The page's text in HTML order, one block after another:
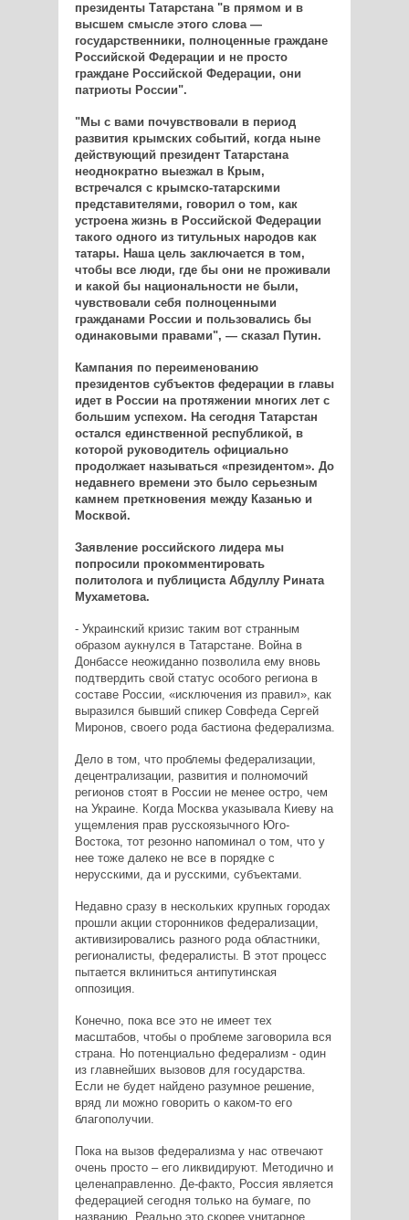
президенты Татарстана "в прямом и в
высшем смысле этого слова —
государственники, полноценные граждане
Российской Федерации и не просто
граждане Российской Федерации, они
патриоты России".
"Мы с вами почувствовали в период
развития крымских событий, когда ныне
действующий президент Татарстана
неоднократно выезжал в Крым,
встречался с крымско-татарскими
представителями, говорил о том, как
устроена жизнь в Российской Федерации
такого одного из титульных народов как
татары. Наша цель заключается в том,
чтобы все люди, где бы они не проживали
и какой бы национальности не были,
чувствовали себя полноценными
гражданами России и пользовались бы
одинаковыми правами", — сказал Путин.
Кампания по переименованию
президентов субъектов федерации в главы
идет в России на протяжении многих лет с
большим успехом. На сегодня Татарстан
остался единственной республикой, в
которой руководитель официально
продолжает называться «президентом». До
недавнего времени это было серьезным
камнем преткновения между Казанью и
Москвой.
Заявление российского лидера мы
попросили прокомментировать
политолога и публициста Абдуллу Рината
Мухаметова.
- Украинский кризис таким вот странным
образом аукнулся в Татарстане. Война в
Донбассе неожиданно позволила ему вновь
подтвердить свой статус особого региона в
составе России, «исключения из правил», как
выразился бывший спикер Совфеда Сергей
Миронов, своего рода бастиона федерализма.
Дело в том, что проблемы федерализации,
децентрализации, развития и полномочий
регионов стоят в России не менее остро, чем
на Украине. Когда Москва указывала Киеву на
ущемления прав русскоязычного Юго-
Востока, тот резонно напоминал о том, что у
нее тоже далеко не все в порядке с
нерусскими, да и русскими, субъектами.
Недавно сразу в нескольких крупных городах
прошли акции сторонников федерализации,
активизировались разного рода областники,
регионалисты, федералисты. В этот процесс
пытается вклиниться антипутинская
оппозиция.
Конечно, пока все это не имеет тех
масштабов, чтобы о проблеме заговорила вся
страна. Но потенциально федерализм - один
из главнейших вызовов для государства.
Если не будет найдено разумное решение,
вряд ли можно говорить о каком-то его
благополучии.
Пока на вызов федерализма у нас отвечают
очень просто – его ликвидируют. Методично и
целенаправленно. Де-факто, Россия является
федерацией сегодня только на бумаге, по
названию. Реально это скорее унитарное